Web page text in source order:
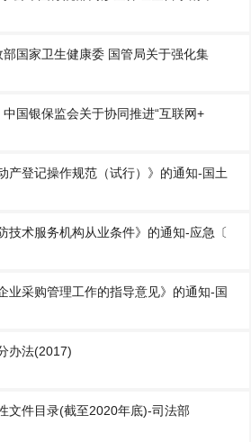
国家卫生健康委 国管局关于强化集
国银保监会关于协同推进“互联网+
产登记操作规范（试行）》的通知-国土
技术服务机构从业条件》的通知-应急〔
业采购管理工作的指导意见》的通知-国
办法(2017)
文件目录(截至2020年底)-司法部